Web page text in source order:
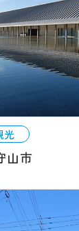
光
山市